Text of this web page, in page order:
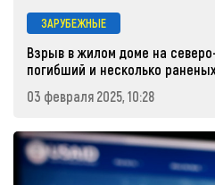
ЗАРУБЕЖНЫЕ
Взрыв в жилом доме на
погибший и несколько
03 февраля 2025, 10:28